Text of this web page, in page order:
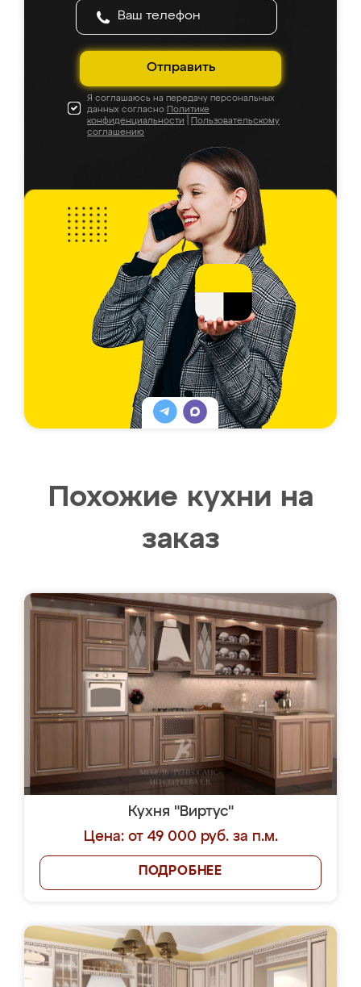
Отправить
Я соглашаюсь на передачу персональных
данных согласно Политике
конфиденциальности
Пользовательскому
соглашению
Похожие кухни на
заказ
Кухня "Виртус"
Цена: от 49 000 руб. за п.м.
ПОДРОБНЕЕ